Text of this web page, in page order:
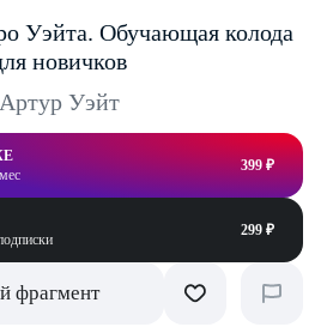
Уэйта. Обучающая колода
новичков
Артур Уэйт
399 ₽
299 ₽
фрагмент